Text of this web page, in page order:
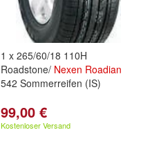
1 x 265/60/18 110H
Roadstone/ Nexen Roadian
542 Sommerreifen (IS)
99,00 €
Kostenloser Versand